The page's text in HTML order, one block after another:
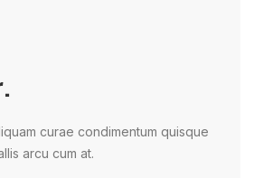
curae condimentum quisque
arcu cum at.